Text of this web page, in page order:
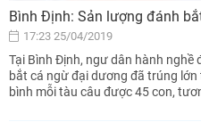
Bình Định: Sản lượng đánh
17:23 25/04/2019
Tại Bình Định, ngư dân hành nghề
bắt cá ngừ đại dương đã trúng
bình mỗi tàu câu được 45 con,